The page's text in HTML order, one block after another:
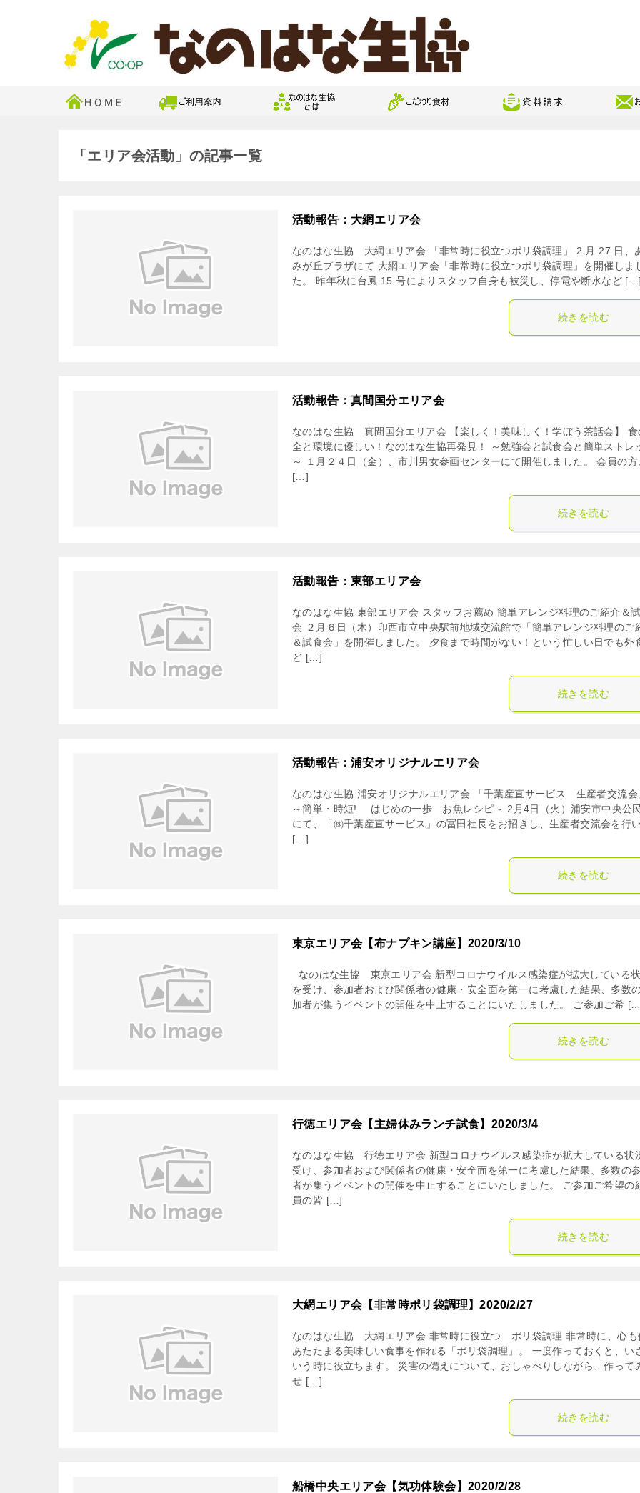
「エリア会活動」の記事一覧
活動報告：大網エリア会
なのはな生協 大網エリア会 「非常時に役立つポリ袋調理」 2 月 27 日、
みが丘プラザにて 大網エリア会「非常時に役立つポリ袋調理」を開催しま
た。 昨年秋に台風 15 号によりスタッフ自身も被災し、停電や断水など […]
続きを読む
活動報告：真間国分エリア会
なのはな生協 真間国分エリア会 【楽しく！美味しく！学ぼう茶話会】 食
全と環境に優しい！なのはな生協再発見！ ～勉強会と試食会と簡単ストレ
～ １月２４日（金）、市川男女参画センターにて開催しました。 会員の方
[…]
続きを読む
活動報告：東部エリア会
なのはな生協 東部エリア会 スタッフお薦め 簡単アレンジ料理のご紹介＆
会 ２月６日（木）印西市立中央駅前地域交流館で「簡単アレンジ料理のご
＆試食会」を開催しました。 夕食まで時間がない！という忙しい日でも外
ど […]
続きを読む
活動報告：浦安オリジナルエリア会
なのはな生協 浦安オリジナルエリア会 「千葉産直サービス 生産者交流会
～簡単・時短! はじめの一歩 お魚レシピ～ 2月4日（火）浦安市中央公
にて、「㈱千葉産直サービス」の冨田社長をお招きし、生産者交流会を行
[…]
続きを読む
東京エリア会【布ナプキン講座】2020/3/10
なのはな生協 東京エリア会 新型コロナウイルス感染症が拡大している
を受け、参加者および関係者の健康・安全面を第一に考慮した結果、多数
加者が集うイベントの開催を中止することにいたしました。 ご参加ご希
続きを読む
行徳エリア会【主婦休みランチ試食】2020/3/4
なのはな生協 行徳エリア会 新型コロナウイルス感染症が拡大している状
受け、参加者および関係者の健康・安全面を第一に考慮した結果、多数の
者が集うイベントの開催を中止することにいたしました。 ご参加ご希望の
員の皆 […]
続きを読む
大網エリア会【非常時ポリ袋調理】2020/2/27
なのはな生協 大網エリア会 非常時に役立つ ポリ袋調理 非常時に、心も
あたたまる美味しい食事を作れる「ポリ袋調理」。 一度作っておくと、い
いう時に役立ちます。 災害の備えについて、おしゃべりしながら、作って
せ […]
続きを読む
船橋中央エリア会【気功体験会】2020/2/28